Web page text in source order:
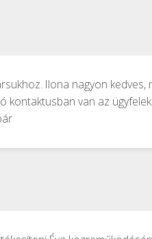
Ilona nagyon kedves,
van az